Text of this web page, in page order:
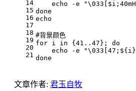
14
15
16
17
18
19
20
21
echo -e "\033[ $i
done
echo
#背景颜色
for i in {41..47}; do
echo -e "\033[47; ${i}
done
文章作者: 君玉自牧